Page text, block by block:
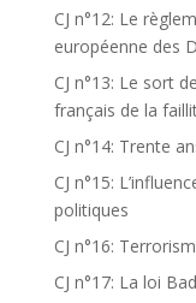
CJ n°12: Le
européenne des
CJ n°13: Le sort
français de la
CJ n°14: Trente
CJ n°15:
politiques
CJ n°16:
CJ n°17: La loi